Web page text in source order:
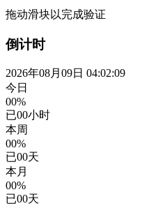
拖动滑块以完成验证
倒计时
2026年08月09日 04:02:10
今日
00%
已00小时
本周
00%
已00天
本月
00%
已00天